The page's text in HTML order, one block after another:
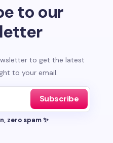
to our
to get the latest
to your email.
Subscribe
zero spam ✨